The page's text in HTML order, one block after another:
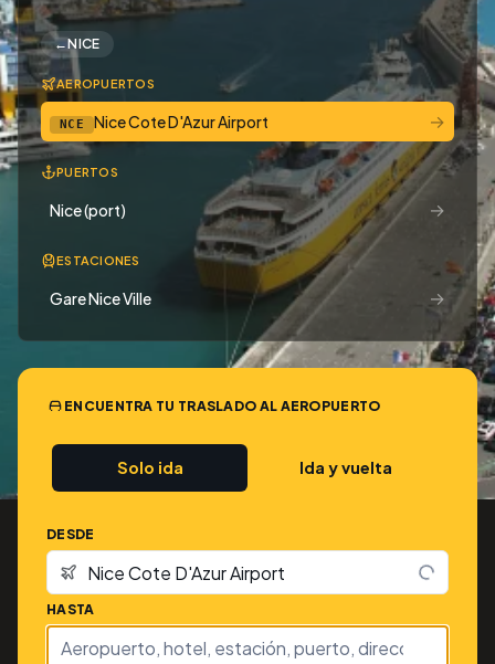
←NICE
AEROPUERTOS
NCE Nice Cote D'Azur Airport →
PUERTOS
Nice (port) →
ESTACIONES
Gare Nice Ville →
ENCUENTRA TU TRASLADO AL AEROPUERTO
Solo ida Ida y vuelta
DESDE
HASTA